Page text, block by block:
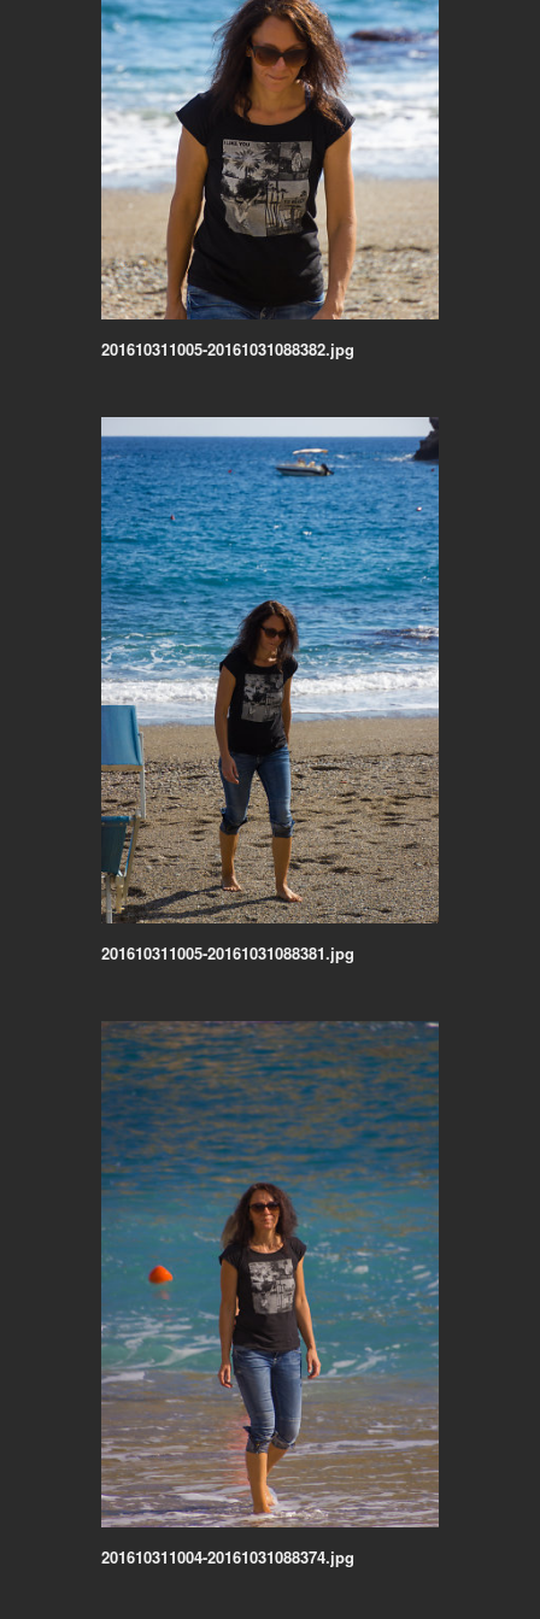
201610311005-20161031088382.jpg
201610311005-20161031088381.jpg
201610311004-20161031088374.jpg